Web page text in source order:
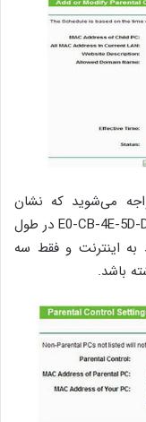
می‌شوید که نشان
می‌دهد سیستم کودکتان با مک آدرس E0-CB-4E-5D-DE-C9 در طول
17:30 تا 20:30 می‌تواند به اینترنت و فقط سه
باشد.